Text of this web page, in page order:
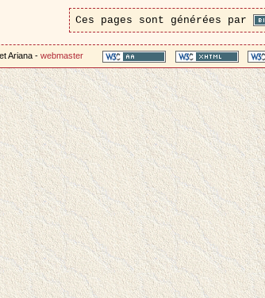
Ces pages sont générées par
Ariana -webmaster